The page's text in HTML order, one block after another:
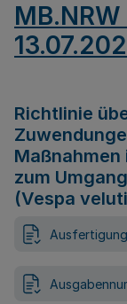
Richtlinie
zum
(Vespa